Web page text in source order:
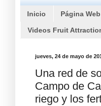
Inicio Página
Videos Fruit
jueves, 24 de mayo de
Una red de
Campo de
riego y los